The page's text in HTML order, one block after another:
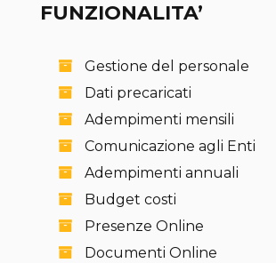
FUNZIONALITA’
Gestione del personale
Dati precaricati
Adempimenti mensili
Comunicazione agli Enti
Adempimenti annuali
Budget costi
Presenze Online
Documenti Online